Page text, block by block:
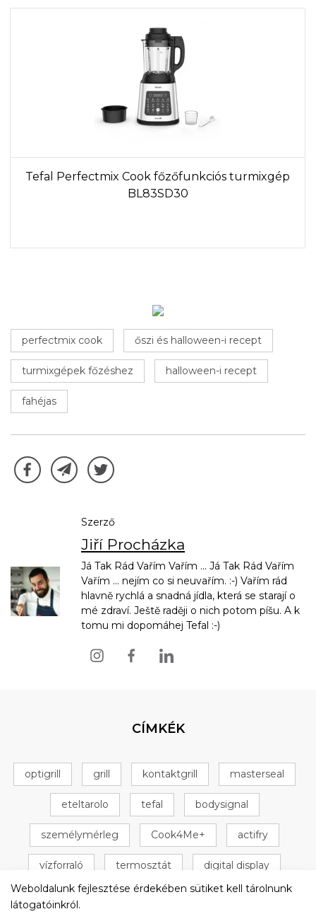
Tefal Perfectmix Cook főzőfunkciós turmixgép
BL83SD30
perfectmix cook őszi és halloween-i recept
turmixgépek főzéshez halloween-i recept
fahéjas
Szerző
Jiří Procházka
Já Tak Rád Vařím Vařím ... Já Tak Rád Vařím
Vařím ... nejím co si neuvařím. :-) Vařím rád
hlavně rychlá a snadná jídla, která se starají o
mé zdraví. Ještě raději o nich potom píšu. A k
tomu mi dopomáhej Tefal :-)
CÍMKÉK
optigrill grill kontaktgrill masterseal
eteltarolo tefal bodysignal
személymérleg Cook4Me+ actifry
vízforraló termosztát digital display
+ 16 következő
Weboldalunk fejlesztése érdekében sütiket kell tárolnunk
látogatóinkról.